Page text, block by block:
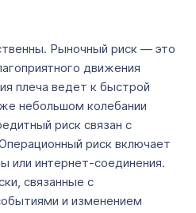
Рыночный риск — это
движения
плеча ведет к быстрой
небольшом колебании
риск связан с
риск включает
или интернет-соединения.
связанные с
и изменением